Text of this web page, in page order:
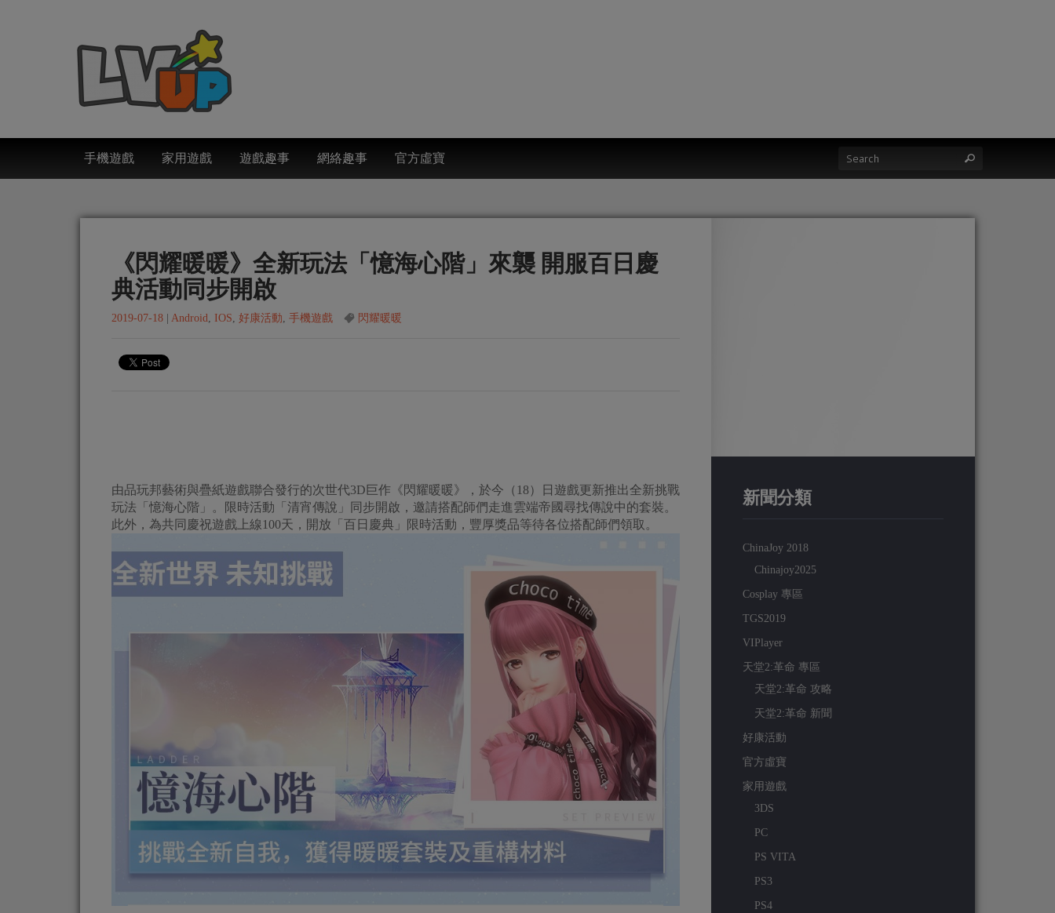
手機遊戲 家用遊戲 遊戲趣事 網絡趣事 官方虛寶
《閃耀暖暖》全新玩法「憶海心階」來襲 開服百日慶
典活動同步開啟
2019-07-18 Android, IOS, 好康活動, 手機遊戲 閃耀暖暖
由品玩邦藝術與疊紙遊戲聯合發行的次世代3D巨作《閃耀暖暖》，於今（18）日遊戲更新推出全新挑戰
玩法「憶海心階」。限時活動「清宵傳說」同步開啟，邀請搭配師們走進雲端帝國尋找傳說中的套裝。
此外，為共同慶祝遊戲上線100天，開放「百日慶典」限時活動，豐厚獎品等待各位搭配師們領取。
新聞分類
ChinaJoy 2018
Chinajoy2025
Cosplay 專區
TGS2019
VIPlayer
天堂2:革命 專區
天堂2:革命 攻略
天堂2:革命 新聞
好康活動
官方虛寶
家用遊戲
3DS
PC
PS VITA
PS3
PS4